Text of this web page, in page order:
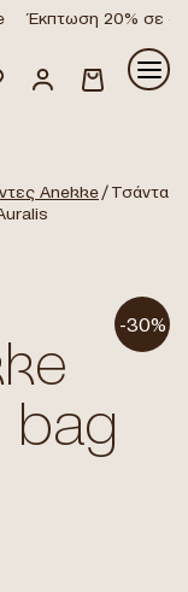
Έκπτωση 20% σε
Anekke/ Τσάντα
-30%
bag